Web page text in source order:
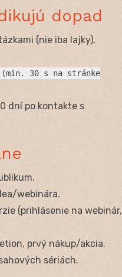
dopad
(nie iba lajky),
30 s na stránke
dní po kontakte s
webinára.
(prihlásenie na webinár,
prvý nákup/akcia.
sériách.